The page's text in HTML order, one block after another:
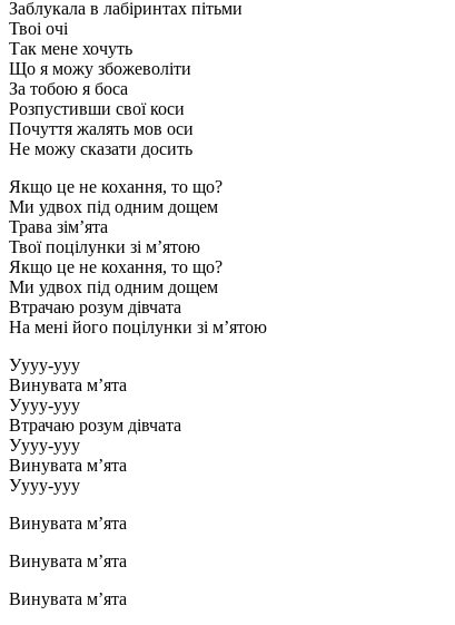
Заблукала в лабіринтах пітьми
Твоі очі
Так мене хочуть
Що я можу збожеволіти
За тобою я боса
Розпустивши свої коси
Почуття жалять мов оси
Не можу сказати досить
Якщо це не кохання, то що?
Ми удвох під одним дощем
Трава зім’ята
Твої поцілунки зі м’ятою
Якщо це не кохання, то що?
Ми удвох під одним дощем
Втрачаю розум дівчата
На мені його поцілунки зі м’ятою
Уууу-ууу
Винувата м’ята
Уууу-ууу
Втрачаю розум дівчата
Уууу-ууу
Винувата м’ята
Уууу-ууу
Винувата м’ята
Винувата м’ята
Винувата м’ята